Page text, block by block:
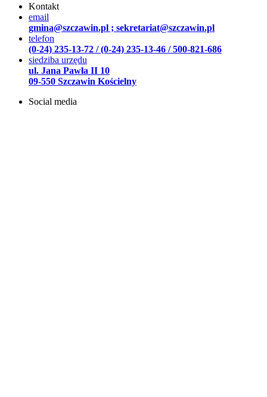
Kontakt
email
gmina@szczawin.pl ; sekretariat@szczawin.pl
telefon
(0-24) 235-13-72 / (0-24) 235-13-46 / 500-821-686
siedziba urzędu
ul. Jana Pawła II 10
09-550 Szczawin Kościelny
Social media